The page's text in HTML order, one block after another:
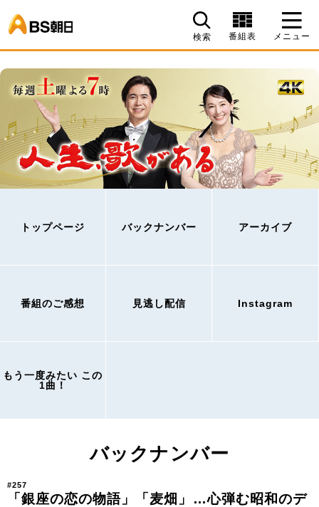
検索 番組表 メニュー
トップページ バックナンバー アーカイブ
番組のご感想 見逃し配信 Instagram
もう一度みたい この
1曲！
バックナンバー
#257
「銀座の恋の物語」「麦畑」…心弾む昭和のデ